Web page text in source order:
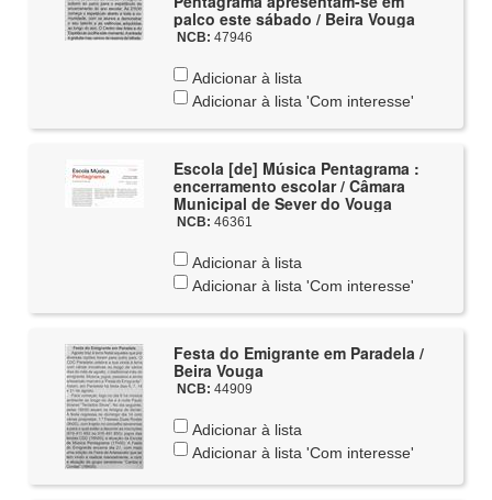
palco este sábado / Beira Vouga
NCB: 47946
Adicionar à lista
Adicionar à lista 'Com interesse'
Escola [de] Música Pentagrama :
encerramento escolar / Câmara
Municipal de Sever do Vouga
NCB: 46361
Adicionar à lista
Adicionar à lista 'Com interesse'
Festa do Emigrante em Paradela /
Beira Vouga
NCB: 44909
Adicionar à lista
Adicionar à lista 'Com interesse'